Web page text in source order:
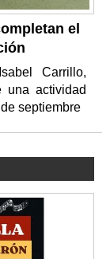
el
Carrillo,
una actividad
septiembre